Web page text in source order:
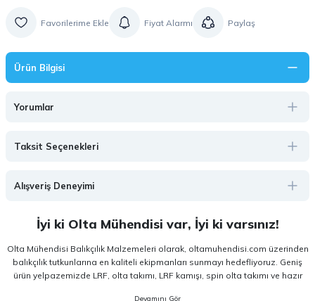
Fiyat Alarmı Paylaş
Ürün Bilgisi
Yorumlar
Taksit Seçenekleri
Alışveriş Deneyimi
İyi ki Olta Mühendisi var, İyi ki varsınız!
Olta Mühendisi Balıkçılık Malzemeleri olarak, oltamuhendisi.com üzerinden
balıkçılık tutkunlarına en kaliteli ekipmanları sunmayı hedefliyoruz. Geniş
ürün yelpazemizde LRF, olta takımı, LRF kamışı, spin olta takımı ve hazır